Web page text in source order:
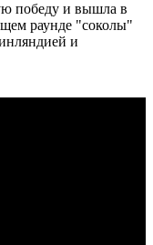
победу и вышла в
раунде "соколы"
и